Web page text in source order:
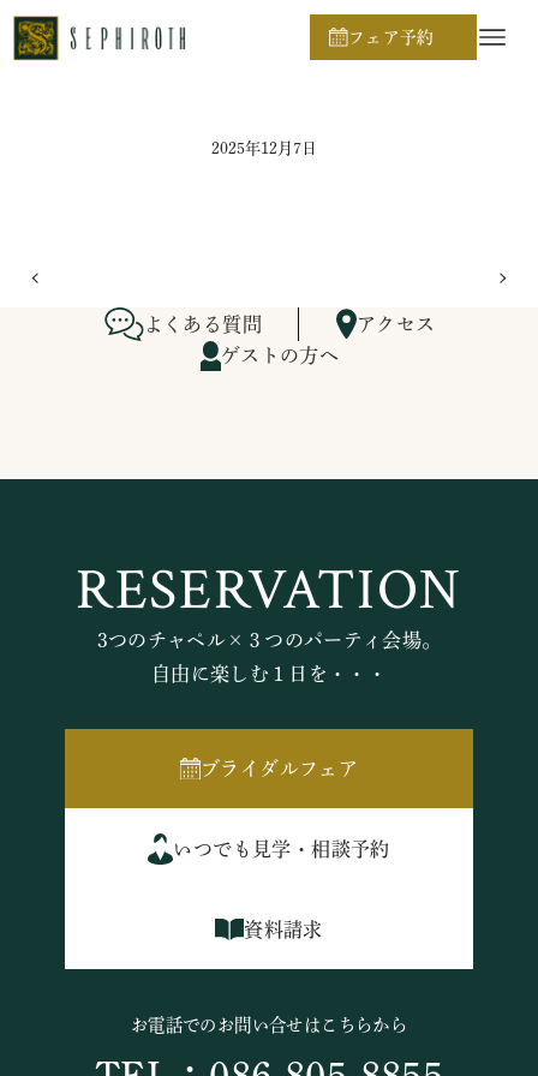
フェア予約
ホーム
2025年12月7日
よくある質問
アクセス
ゲストの方へ
RESERVATION
3つのチャペル×３つのパーティ会場。
自由に楽しむ１日を・・・
ブライダルフェア
いつでも見学・相談予約
資料請求
お電話でのお問い合せはこちらから